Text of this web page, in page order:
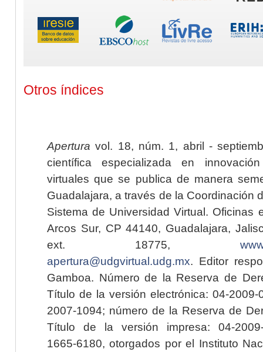
Otros índices
Apertura vol. 18, núm. 1, abril -
científica especializada en
virtuales que se publica de manera
Guadalajara, a través de la Coordinación
Sistema de Universidad Virtual. Oficinas
Arcos Sur, CP 44140, Guadalajara,
ext. 18775,
apertura@udgvirtual.udg.mx. Editor
Gamboa. Número de la Reserva de
Título de la versión electrónica: 04-2009-
2007-1094; número de la Reserva de
Título de la versión impresa: 04-2009-
1665-6180, otorgados por el Instituto